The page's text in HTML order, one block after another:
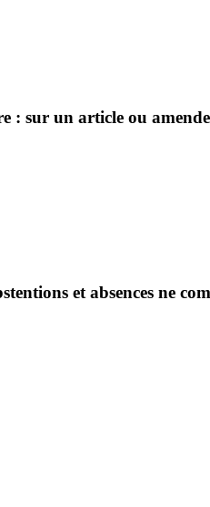
: sur un article ou
et absences ne